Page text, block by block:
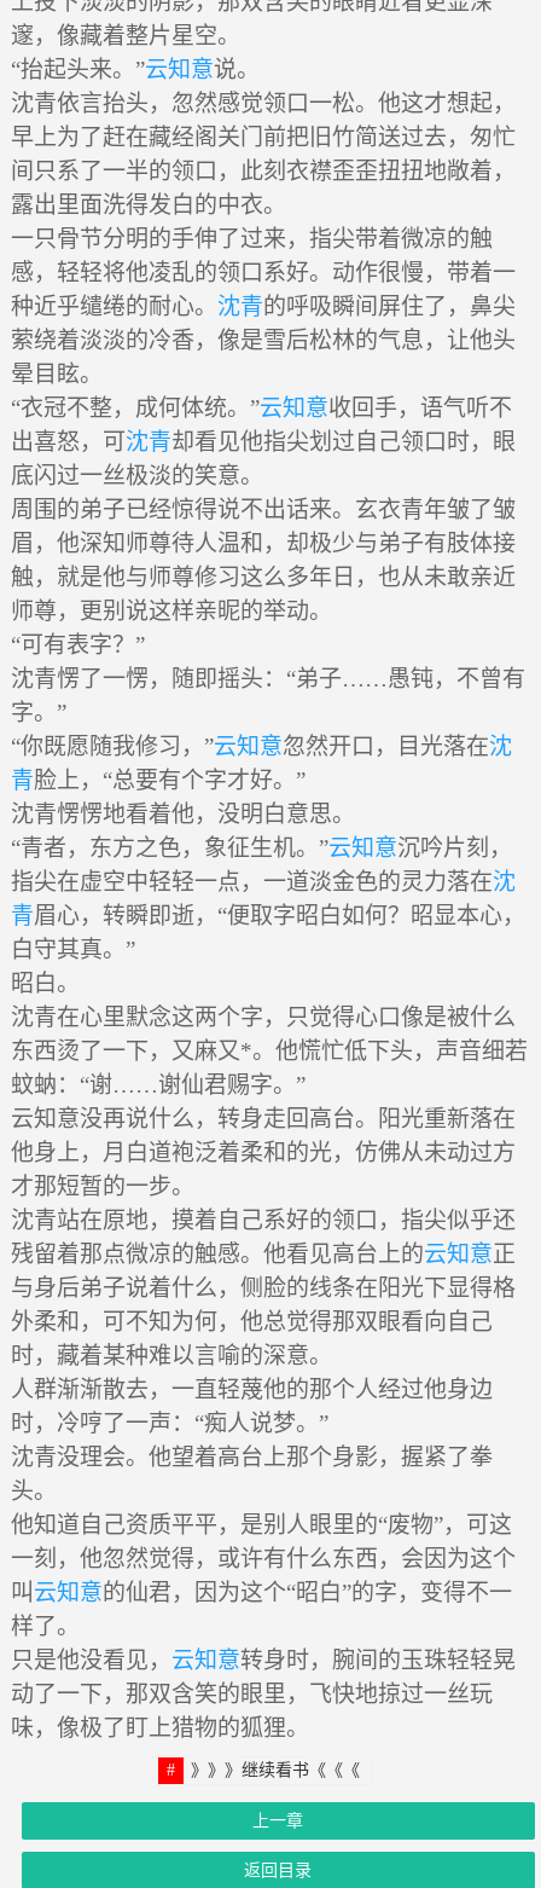
邃，像藏着整片星空。
“抬起头来。”云知意说。
沈青依言抬头，忽然感觉领口一松。他这才想起，
早上为了赶在藏经阁关门前把旧竹简送过去，匆忙
间只系了一半的领口，此刻衣襟歪歪扭扭地敞着，
露出里面洗得发白的中衣。
一只骨节分明的手伸了过来，指尖带着微凉的触
感，轻轻将他凌乱的领口系好。动作很慢，带着一
种近乎缱绻的耐心。 沈青的呼吸瞬间屏住了，鼻尖
萦绕着淡淡的冷香，像是雪后松林的气息，让他头
晕目眩。
“衣冠不整，成何体统。”云知意收回手，语气听不
出喜怒，可 沈青却看见他指尖划过自己领口时，眼
底闪过一丝极淡的笑意。
周围的弟子已经惊得说不出话来。玄衣青年皱了皱
眉，他深知师尊待人温和，却极少与弟子有肢体接
触，就是他与师尊修习这么多年日，也从未敢亲近
师尊，更别说这样亲昵的举动。
“可有表字？”
沈青愣了一愣，随即摇头：“弟子……愚钝，不曾有
字。”
“你既愿随我修习，”云知意忽然开口，目光落在沈
青脸上，“总要有个字才好。”
沈青愣愣地看着他，没明白意思。
“青者，东方之色，象征生机。”云知意沉吟片刻，
指尖在虚空中轻轻一点，一道淡金色的灵力落在沈
青眉心，转瞬即逝，“便取字昭白如何？昭显本心，
白守其真。”
昭白。
沈青在心里默念这两个字，只觉得心口像是被什么
东西烫了一下，又麻又*。他慌忙低下头，声音细若
蚊蚋：“谢……谢仙君赐字。”
云知意没再说什么，转身走回高台。阳光重新落在
他身上，月白道袍泛着柔和的光，仿佛从未动过方
才那短暂的一步。
沈青站在原地，摸着自己系好的领口，指尖似乎还
残留着那点微凉的触感。他看见高台上的云知意正
与身后弟子说着什么，侧脸的线条在阳光下显得格
外柔和，可不知为何，他总觉得那双眼看向自己
时，藏着某种难以言喻的深意。
人群渐渐散去，一直轻蔑他的那个人经过他身边
时，冷哼了一声：“痴人说梦。”
沈青没理会。他望着高台上那个身影，握紧了拳
头。
他知道自己资质平平，是别人眼里的“废物”，可这
一刻，他忽然觉得，或许有什么东西，会因为这个
叫云知意的仙君，因为这个“昭白”的字，变得不一
样了。
只是他没看见， 云知意转身时，腕间的玉珠轻轻晃
动了一下，那双含笑的眼里，飞快地掠过一丝玩
味，像极了盯上猎物的狐狸。
》》》继续看书《《《
上一章
返回目录